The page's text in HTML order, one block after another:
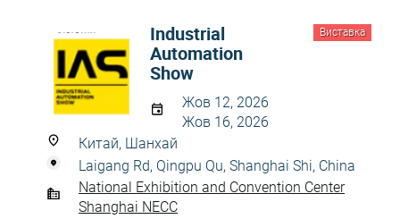
Виставка
Industrial
Automation
Show
Жов 12, 2026
Жов 16, 2026
Китай, Шанхай
Laigang Rd, Qingpu Qu, Shanghai Shi, China
National Exhibition and Convention Center
Shanghai NECC